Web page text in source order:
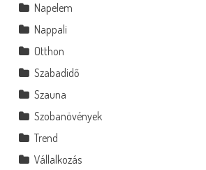
Napelem
Nappali
Otthon
Szabadidő
Szauna
Szobanövények
Trend
Vállalkozás